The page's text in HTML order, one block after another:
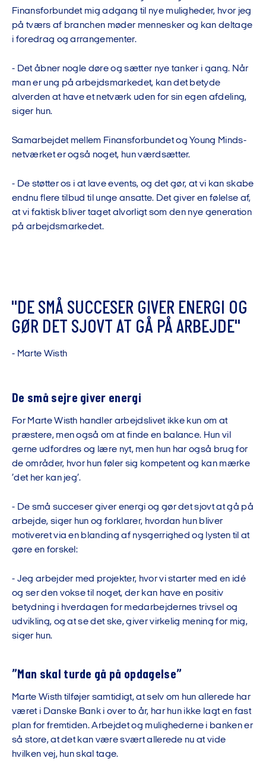
Finansforbundet mig adgang til nye muligheder, hvor jeg
på tværs af branchen møder mennesker og kan deltage
i foredrag og arrangementer.
- Det åbner nogle døre og sætter nye tanker i gang. Når
man er ung på arbejdsmarkedet, kan det betyde
alverden at have et netværk uden for sin egen afdeling,
siger hun.
Samarbejdet mellem Finansforbundet og Young Minds-
netværket er også noget, hun værdsætter.
- De støtter os i at lave events, og det gør, at vi kan skabe
endnu flere tilbud til unge ansatte. Det giver en følelse af,
at vi faktisk bliver taget alvorligt som den nye generation
på arbejdsmarkedet.
"DE SMÅ SUCCESER GIVER ENERGI OG
GØR DET SJOVT AT GÅ PÅARBEJDE"
- Marte Wisth
De små sejre giver energi
For Marte Wisth handler arbejdslivet ikke kun om at
præstere, men også om at finde en balance. Hun vil
gerne udfordres og lære nyt, men hun har også brug for
de områder, hvor hun føler sig kompetent og kan mærke
’det her kan jeg’.
- De små succeser giver energi og gør det sjovt at gå på
arbejde, siger hun og forklarer, hvordan hun bliver
motiveret via en blanding af nysgerrighed og lysten til at
gøre en forskel:
- Jeg arbejder med projekter, hvor vi starter med en idé
og ser den vokse til noget, der kan have en positiv
betydning i hverdagen for medarbejdernes trivsel og
udvikling, og at se det ske, giver virkelig mening for mig,
siger hun.
”Man skal turde gå på opdagelse”
Marte Wisth tilføjer samtidigt, at selv om hun allerede har
været i Danske Bank i over to år, har hun ikke lagt en fast
plan for fremtiden. Arbejdet og mulighederne i banken er
så store, at det kan være svært allerede nu at vide
hvilken vej, hun skal tage.